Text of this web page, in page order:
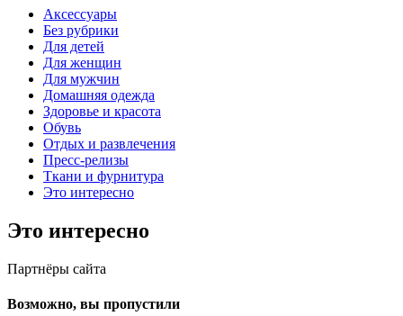
Аксессуары
Без рубрики
Для детей
Для женщин
Для мужчин
Домашняя одежда
Здоровье и красота
Обувь
Отдых и развлечения
Пресс-релизы
Ткани и фурнитура
Это интересно
Это интересно
Партнёры сайта
Возможно, вы пропустили